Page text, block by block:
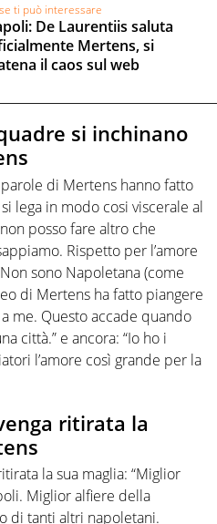
ti può interessare
De Laurentiis saluta
Mertens, si
il caos sul web
si inchinano
di Mertens hanno fatto
lega in modo cosi viscerale al
posso fare altro che
Rispetto per l’amore
sono Napoletana (come
di Mertens ha fatto piangere
me. Questo accade quando
città.” e ancora: “Io ho i
l’amore così grande per la
ritirata la
la sua maglia: “Miglior
Miglior alfiere della
di tanti altri napoletani.